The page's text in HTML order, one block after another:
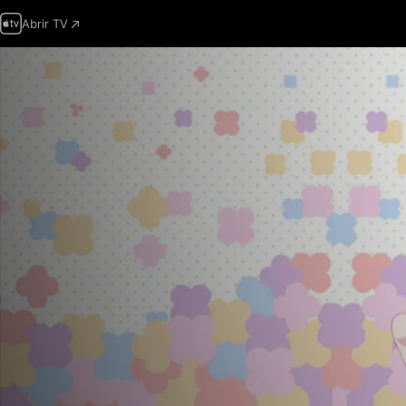
Abrir TV